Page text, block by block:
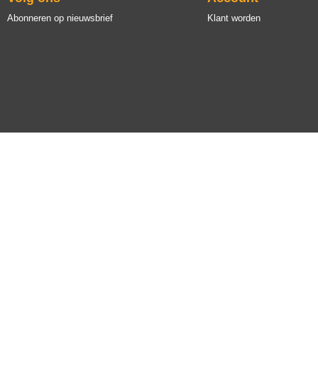
Abonneren op nieuwsbrief Klant worden